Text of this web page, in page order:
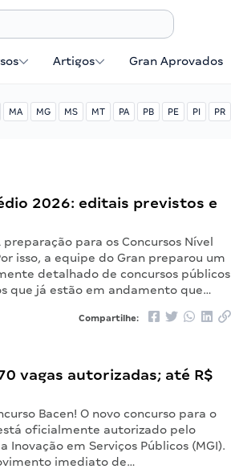
Artigos Gran Aprovados
MA MG MS MT PA PB PE PI PR
2026: editais previstos e
para os Concursos Nível
isso, a equipe do Gran preparou um
detalhado de concursos públicos
que já estão em andamento que…
Compartilhe:
vagas autorizadas; até R$
Bacen! O novo concurso para o
oficialmente autorizado pelo
Inovação em Serviços Públicos (MGI).
imediato de…